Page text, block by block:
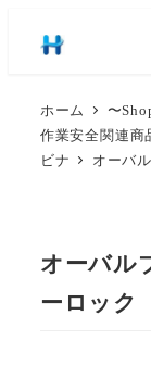
ホーム 〜
作業安全関連商
ビナ
オーバ
オーバル
ーロック